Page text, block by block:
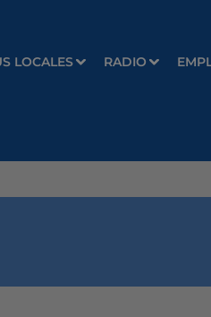
LOCALES RADIO